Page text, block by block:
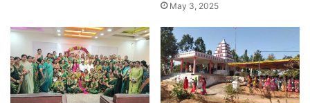
May 3, 2025